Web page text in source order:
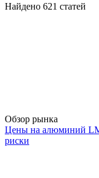
Найдено 621 статей
Обзор рынка
Цены на алюминий
риски